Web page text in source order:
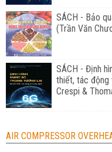
SÁCH - Bảo
(Trần Văn
SÁCH - Định
thiết, tác động
Crespi &
AIR COMPRESSOR